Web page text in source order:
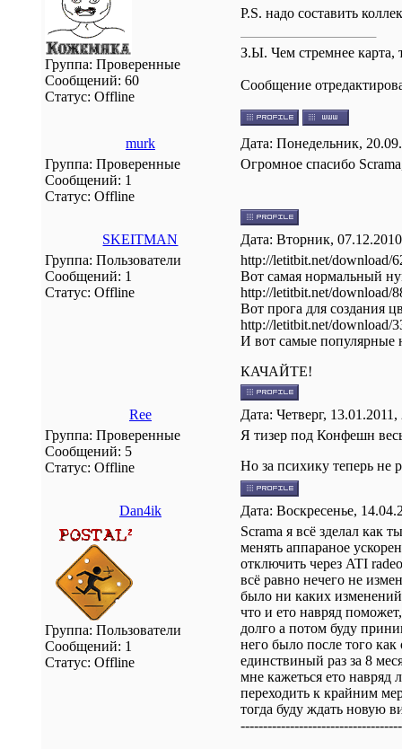
Группа: Проверенные
Сообщений: 60
Статус: Offline
P.S. надо составить
З.Ы. Чем стремнее карта,
Сообщение
murk
Дата: Понедельник,
Группа: Проверенные
Сообщений: 1
Статус: Offline
Огромное спасибо
SKEITMAN
Дата: Вторник,
Группа: Пользователи
Сообщений: 1
Статус: Offline
http://letitbit.net/download/
Вот самая нормальный
http://letitbit.net/download/
Вот прога для создания
http://letitbit.net/download/
И вот самые популярные
КАЧАЙТЕ!
Ree
Дата: Четверг,
Группа: Проверенные
Сообщений: 5
Статус: Offline
Я тизер под Конфешн
Но за психику теперь не
Dan4ik Дата: Воскресенье,
Группа: Пользователи
Сообщений: 1
Статус: Offline
Scrama я всё зделал как
менять аппараное
отключить через ATI
всё равно нечего не
было ни каких
что и ето навряд
долго а потом буду
него было после того как
единствиный раз за 8
мне кажеться ето навряд
переходить к крайним
тогда буду ждать новую